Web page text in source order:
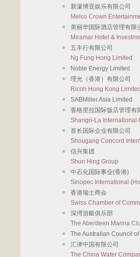
新濠博亚娱乐有限公司
Melco Crown
美丽华国际酒店管理有限
Miramar Hotel &
五丰行有限公司
Ng Fung Hong Limited
Noble Energy Limited
理光（香港）有限公司
Ricoh Hong Kong
SABMiller Asia Limited
香格里拉国际饭店管理有
Shangri-La International
首长国际企业有限公司
Shougang Concord
信兴集团
Shun Hing Group
中石化国际事业(香港)
Sinopec International
香港瑞士商会
Swiss Chamber of
深湾游艇俱乐部
The Aberdeen Marina
The Australian Council
汇津中国有限公司
The China Water